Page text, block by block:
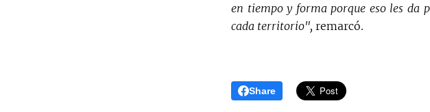
en tiempo y forma porque eso les da
cada territorio", remarcó.
Share